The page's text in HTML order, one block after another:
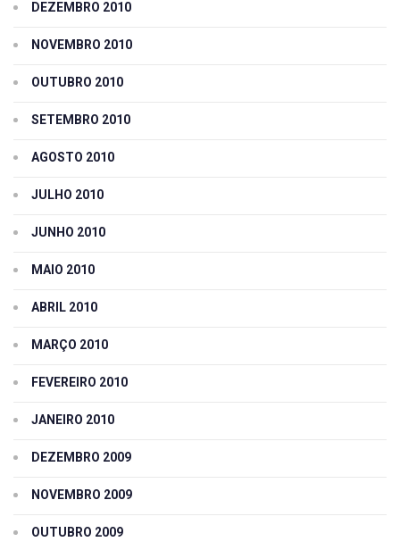
DEZEMBRO 2010
NOVEMBRO 2010
OUTUBRO 2010
SETEMBRO 2010
AGOSTO 2010
JULHO 2010
JUNHO 2010
MAIO 2010
ABRIL 2010
MARÇO 2010
FEVEREIRO 2010
JANEIRO 2010
DEZEMBRO 2009
NOVEMBRO 2009
OUTUBRO 2009